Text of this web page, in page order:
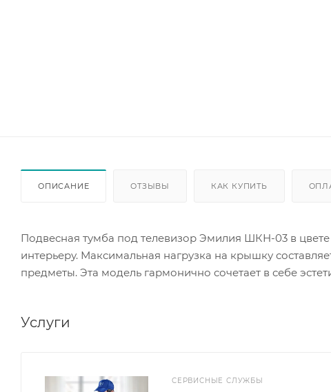
ОПИСАНИЕ ОТЗЫВЫ КАК КУПИТЬ
Подвесная тумба под телевизор Эмилия ШКН-03 в
интерьеру. Максимальная нагрузка на крышку
предметы. Эта модель гармонично сочетает в себе
Услуги
СЕРВИСНЫЕ СЛУЖБЫ